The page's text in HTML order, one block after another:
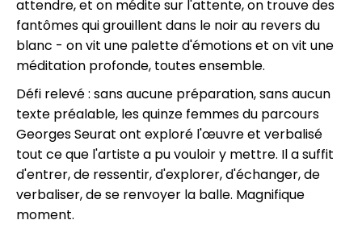
attendre, et on médite sur l'attente, on trouve des
fantômes qui grouillent dans le noir au revers du
blanc - on vit une palette d'émotions et on vit une
méditation profonde, toutes ensemble.
Défi relevé : sans aucune préparation, sans aucun
texte préalable, les quinze femmes du parcours
Georges Seurat ont exploré l'œuvre et verbalisé
tout ce que l'artiste a pu vouloir y mettre. Il a suffit
d'entrer, de ressentir, d'explorer, d'échanger, de
verbaliser, de se renvoyer la balle. Magnifique
moment.